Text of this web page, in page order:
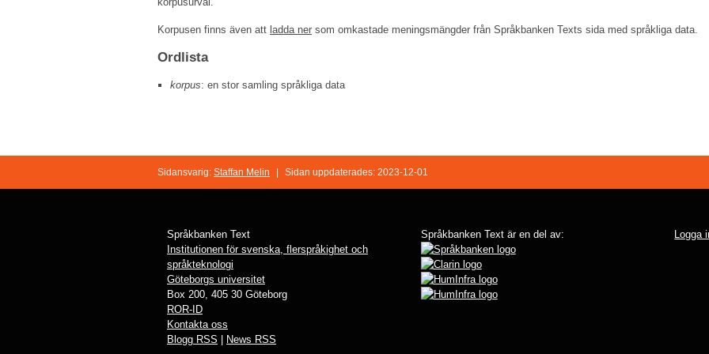
Korpusen finns även att ladda ner som omkastade meningsmängder från Språkbanken Texts sida med språkliga data.
Ordlista
korpus: en stor samling språkliga data
Sidansvarig: Staffan Melin Sidan uppdaterades: 2023-12-01
Språkbanken Text
Institutionen för svenska, flerspråkighet och
språkteknologi
Göteborgs universitet
Box 200, 405 30 Göteborg
ROR-ID
Kontakta oss
Blogg RSS
News RSS
Språkbanken Text är en del av: Logga